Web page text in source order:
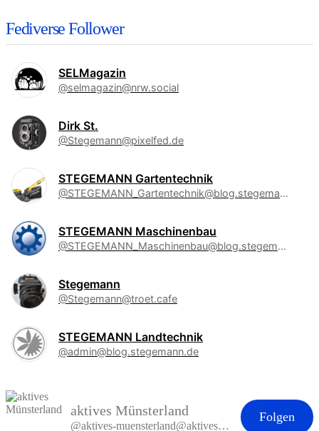
Fediverse Follower
SELMagazin
@selmagazin@nrw.social
Dirk St.
@Stegemann@pixelfed.de
STEGEMANN Gartentechnik
@STEGEMANN_Gartentechnik@blog.stegemann.de
STEGEMANN Maschinenbau
@STEGEMANN_Maschinenbau@blog.stegemann.de
Stegemann
@Stegemann@troet.cafe
STEGEMANN Landtechnik
@admin@blog.stegemann.de
aktives Münsterland
@aktives-muensterland@aktives-muensterland.de
Folgen